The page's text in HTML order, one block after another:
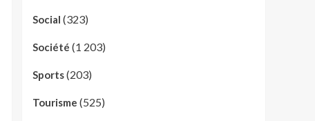
Social (323)
Société (1 203)
Sports(203)
Tourisme (525)